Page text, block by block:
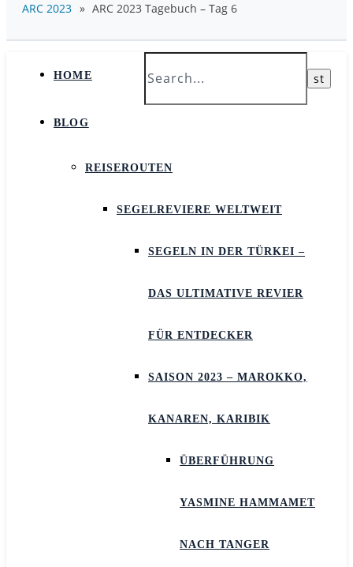
ARC 2023 » ARC 2023 Tagebuch – Tag 6
HOME
BLOG
REISEROUTEN
SEGELREVIERE WELTWEIT
SEGELN IN DER TÜRKEI –
DAS ULTIMATIVE REVIER
FÜR ENTDECKER
SAISON 2023 – MAROKKO,
KANAREN, KARIBIK
ÜBERFÜHRUNG
YASMINE HAMMAMET
NACH TANGER